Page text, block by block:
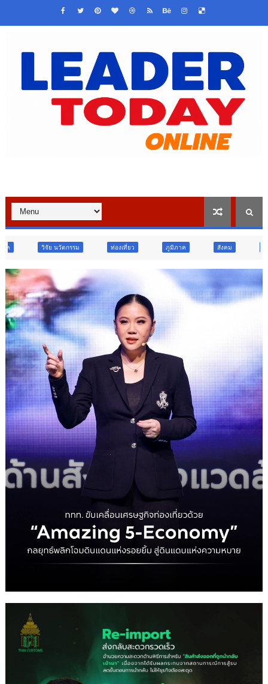
ท่องเที่ยว ภูมิภาค